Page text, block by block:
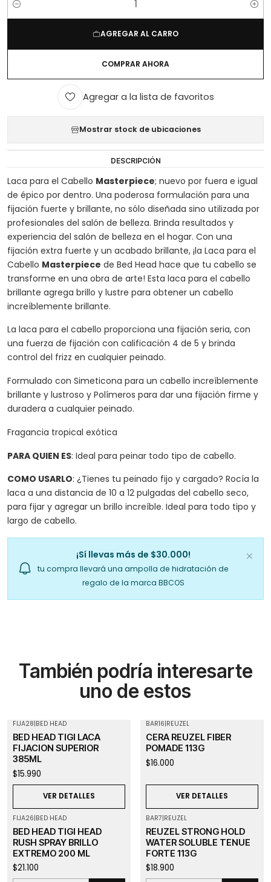
Cantidad
AGREGAR AL CARRO
COMPRAR AHORA
Agregar a la lista de favoritos
Mostrar stock de ubicaciones
DESCRIPCIÓN
Laca para el Cabello Masterpiece; nuevo por fuera e igual
de épico por dentro. Una poderosa formulación para una
fijación fuerte y brillante, no sólo diseñada sino utilizada por
profesionales del salón de belleza. Brinda resultados y
experiencia del salón de belleza en el hogar. Con una
fijación extra fuerte y un acabado brillante, ¡la Laca para el
Cabello Masterpiece de Bed Head hace que tu cabello se
transforme en una obra de arte! Esta laca para el cabello
brillante agrega brillo y lustre para obtener un cabello
increíblemente brillante.
La laca para el cabello proporciona una fijación seria, con
una fuerza de fijación con calificación 4 de 5 y brinda
control del frizz en cualquier peinado.
Formulado con Simeticona para un cabello increíblemente
brillante y lustroso y Polímeros para dar una fijación firme y
duradera a cualquier peinado.
Fragancia tropical exótica
PARA QUIEN ES: Ideal para peinar todo tipo de cabello.
COMO USARLO: ¿Tienes tu peinado fijo y cargado? Rocía la
laca a una distancia de 10 a 12 pulgadas del cabello seco,
para fijar y agregar un brillo increíble. Ideal para todo tipo y
largo de cabello.
¡Sí llevas más de $30.000!
tu compra llevará una ampolla de hidratación de
regalo de la marca BBCOS
También podría interesarte
uno de estos
FIJA28|BED HEAD
BED HEAD TIGI LACA
FIJACION SUPERIOR
385ML
$15.990
VER DETALLES
BAR16|REUZEL
CERA REUZEL FIBER
POMADE 113G
$16.000
VER DETALLES
FIJA26|BED HEAD
BED HEAD TIGI HEAD
RUSH SPRAY BRILLO
EXTREMO 200 ML
$21.100
BAR7|REUZEL
REUZEL STRONG HOLD
WATER SOLUBLE TENUE
FORTE 113G
$18.900